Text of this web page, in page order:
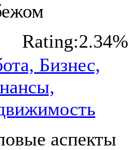
Rating:2.34%
Бизнес,
аспекты